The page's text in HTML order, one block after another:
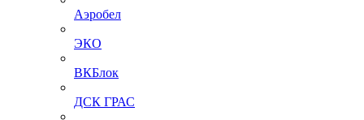
Аэробел
ЭКО
ВКБлок
ДСК ГРАС